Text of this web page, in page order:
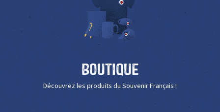
Boutique
Découvrez les produits du Souvenir Français !